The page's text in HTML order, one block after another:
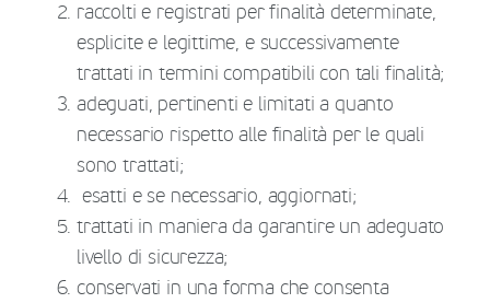
raccolti e registrati per finalità determinate,
esplicite e legittime, e successivamente
trattati in termini compatibili con tali finalità;
adeguati, pertinenti e limitati a quanto
necessario rispetto alle finalità per le quali
sono trattati;
esatti e se necessario, aggiornati;
trattati in maniera da garantire un adeguato
livello di sicurezza;
conservati in una forma che consenta